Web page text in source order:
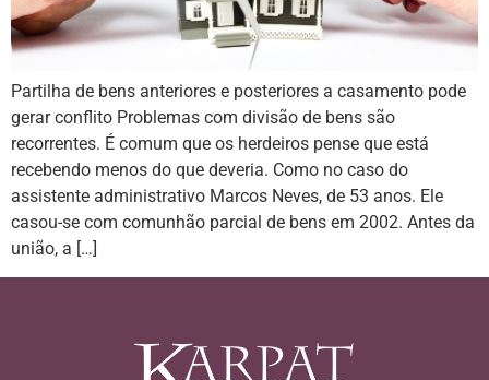
Partilha de bens anteriores e posteriores a casamento pode
gerar conflito Problemas com divisão de bens são
recorrentes. É comum que os herdeiros pense que está
recebendo menos do que deveria. Como no caso do
assistente administrativo Marcos Neves, de 53 anos. Ele
casou-se com comunhão parcial de bens em 2002. Antes da
união, a […]